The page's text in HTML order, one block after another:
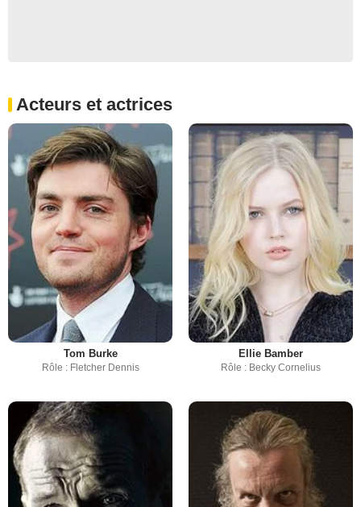
Acteurs et actrices
Tom Burke
Rôle : Fletcher Dennis
Ellie Bamber
Rôle : Becky Cornelius